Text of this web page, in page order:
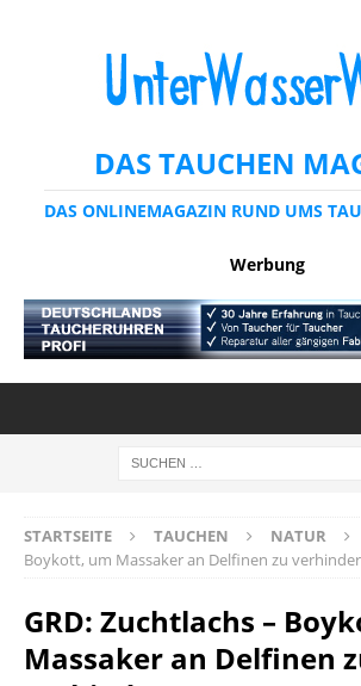
DAS TAUCHEN
DAS ONLINEMAGAZIN RUND UMS
Werbung
STARTSEITE TAUCHEN NATUR
Boykott, um Massaker an Delfinen zu
GRD: Zuchtlachs –
Massaker an Delfinen